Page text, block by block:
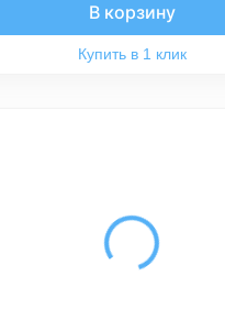
В корзину
Купить в 1 клик